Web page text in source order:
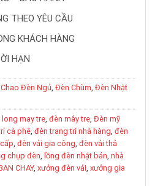
THEO YÊU CẦU
KHÁCH HÀNG
HẠN
Chao Đèn Ngủ, Đèn Chùm, Đèn Nhật
long may tre, đèn mây tre, Đèn mỹ
cà phê, đèn trang trí nhà hàng, đèn
, đèn vải gia công, đèn vải thả
chụp đèn, lồng đèn nhật bản, nhà
CHAY, xưởng đèn vải, xưởng gia